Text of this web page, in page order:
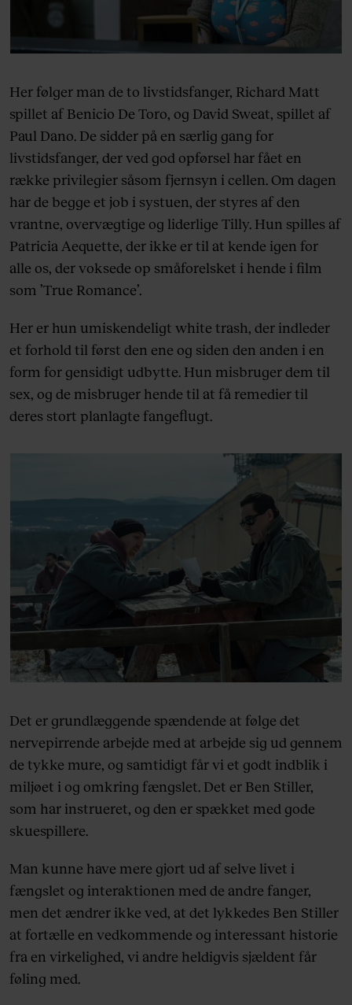
Her følger man de to livstidsfanger, Richard Matt
spillet af Benicio De Toro, og David Sweat, spillet af
Paul Dano. De sidder på en særlig gang for
livstidsfanger, der ved god opførsel har fået en
række privilegier såsom fjernsyn i cellen. Om dagen
har de begge et job i systuen, der styres af den
vrantne, overvægtige og liderlige Tilly. Hun spilles af
Patricia Aequette, der ikke er til at kende igen for
alle os, der voksede op småforelsket i hende i film
som ’True Romance’.
Her er hun umiskendeligt white trash, der indleder
et forhold til først den ene og siden den anden i en
form for gensidigt udbytte. Hun misbruger dem til
sex, og de misbruger hende til at få remedier til
deres stort planlagte fangeflugt.
Det er grundlæggende spændende at følge det
nervepirrende arbejde med at arbejde sig ud gennem
de tykke mure, og samtidigt får vi et godt indblik i
miljøet i og omkring fængslet. Det er Ben Stiller,
som har instrueret, og den er spækket med gode
skuespillere.
Man kunne have mere gjort ud af selve livet i
fængslet og interaktionen med de andre fanger,
men det ændrer ikke ved, at det lykkedes Ben Stiller
at fortælle en vedkommende og interessant historie
fra en virkelighed, vi andre heldigvis sjældent får
føling med.